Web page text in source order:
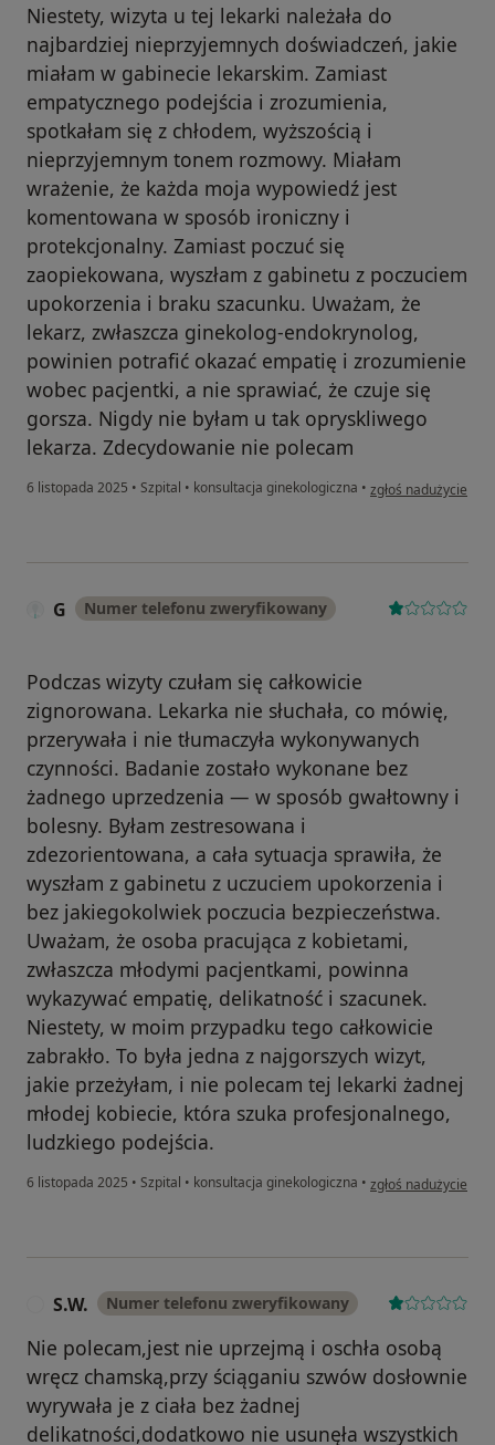
Niestety, wizyta u tej lekarki należała do
najbardziej nieprzyjemnych doświadczeń, jakie
miałam w gabinecie lekarskim. Zamiast
empatycznego podejścia i zrozumienia,
spotkałam się z chłodem, wyższością i
nieprzyjemnym tonem rozmowy. Miałam
wrażenie, że każda moja wypowiedź jest
komentowana w sposób ironiczny i
protekcjonalny. Zamiast poczuć się
zaopiekowana, wyszłam z gabinetu z poczuciem
upokorzenia i braku szacunku. Uważam, że
lekarz, zwłaszcza ginekolog-endokrynolog,
powinien potrafić okazać empatię i zrozumienie
wobec pacjentki, a nie sprawiać, że czuje się
gorsza. Nigdy nie byłam u tak opryskliwego
lekarza. Zdecydowanie nie polecam
6 listopada 2025 • Szpital • konsultacja ginekologiczna • w opinii użytkownika
zgłoś nadużycie
G Numer telefonu zweryfikowany
Podczas wizyty czułam się całkowicie
zignorowana. Lekarka nie słuchała, co mówię,
przerywała i nie tłumaczyła wykonywanych
czynności. Badanie zostało wykonane bez
żadnego uprzedzenia — w sposób gwałtowny i
bolesny. Byłam zestresowana i
zdezorientowana, a cała sytuacja sprawiła, że
wyszłam z gabinetu z uczuciem upokorzenia i
bez jakiegokolwiek poczucia bezpieczeństwa.
Uważam, że osoba pracująca z kobietami,
zwłaszcza młodymi pacjentkami, powinna
wykazywać empatię, delikatność i szacunek.
Niestety, w moim przypadku tego całkowicie
zabrakło. To była jedna z najgorszych wizyt,
jakie przeżyłam, i nie polecam tej lekarki żadnej
młodej kobiecie, która szuka profesjonalnego,
ludzkiego podejścia.
6 listopada 2025 • Szpital • konsultacja ginekologiczna • w opinii
zgłoś nadużycie
S.W. Numer telefonu zweryfikowany
Nie polecam,jest nie uprzejmą i oschła osobą
wręcz chamską,przy ściąganiu szwów dosłownie
wyrywała je z ciała bez żadnej
delikatności,dodatkowo nie usunęła wszystkich